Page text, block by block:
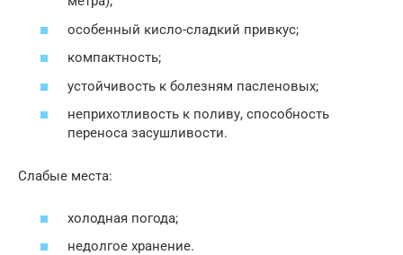
особенный кисло-сладкий привкус;
компактность;
устойчивость к болезням пасленовых;
неприхотливость к поливу, способность
переноса засушливости.
Слабые места:
холодная погода;
недолгое хранение.